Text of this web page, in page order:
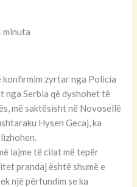
minuta
konfirmim zyrtar nga Policia
nga Serbia që dyshohet të
më saktësisht në Novosellë
Hysen Gecaj, ka
lajme të cilat më tepër
prandaj është shumë e
një përfundim se ka